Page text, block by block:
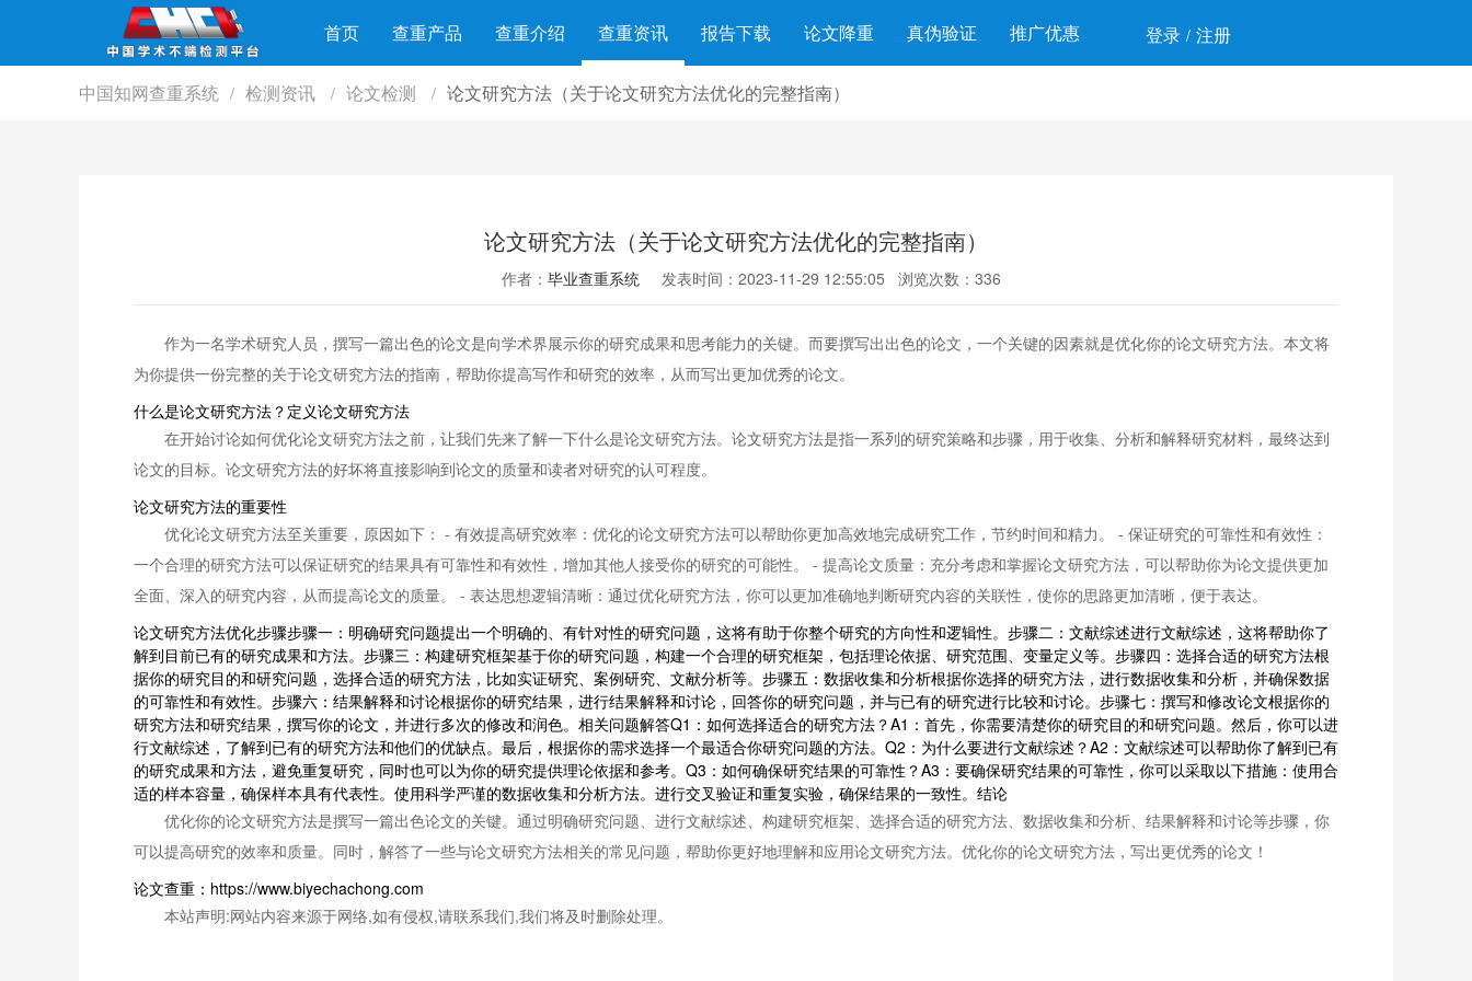
首页 查重产品 查重介绍 查重资讯 报告下载 论文降重 真伪验证 推广优惠 登录 / 注册
中国知网查重系统 / 检测资讯 / 论文检测 / 论文研究方法（关于论文研究方法优化的完整指南）
论文研究方法（关于论文研究方法优化的完整指南）
作者： 毕业查重系统 发表时间：2023-11-29 12:55:05 浏览次数：336
作为一名学术研究人员，撰写一篇出色的论文是向学术界展示你的研究成果和思考能力的关键。而要撰写出出色的论文，一个关键的因素就是优化你的论文研究方法。本文将
为你提供一份完整的关于论文研究方法的指南，帮助你提高写作和研究的效率，从而写出更加优秀的论文。
什么是论文研究方法？定义论文研究方法
在开始讨论如何优化论文研究方法之前，让我们先来了解一下什么是论文研究方法。论文研究方法是指一系列的研究策略和步骤，用于收集、分析和解释研究材料，最终达到
论文的目标。论文研究方法的好坏将直接影响到论文的质量和读者对研究的认可程度。
论文研究方法的重要性
优化论文研究方法至关重要，原因如下： - 有效提高研究效率：优化的论文研究方法可以帮助你更加高效地完成研究工作，节约时间和精力。 - 保证研究的可靠性和有效性：
一个合理的研究方法可以保证研究的结果具有可靠性和有效性，增加其他人接受你的研究的可能性。 - 提高论文质量：充分考虑和掌握论文研究方法，可以帮助你为论文提供更加
全面、深入的研究内容，从而提高论文的质量。 - 表达思想逻辑清晰：通过优化研究方法，你可以更加准确地判断研究内容的关联性，使你的思路更加清晰，便于表达。
论文研究方法优化步骤步骤一：明确研究问题提出一个明确的、有针对性的研究问题，这将有助于你整个研究的方向性和逻辑性。步骤二：文献综述进行文献综述，这将帮助你了
解到目前已有的研究成果和方法。步骤三：构建研究框架基于你的研究问题，构建一个合理的研究框架，包括理论依据、研究范围、变量定义等。步骤四：选择合适的研究方法根
据你的研究目的和研究问题，选择合适的研究方法，比如实证研究、案例研究、文献分析等。步骤五：数据收集和分析根据你选择的研究方法，进行数据收集和分析，并确保数据
的可靠性和有效性。步骤六：结果解释和讨论根据你的研究结果，进行结果解释和讨论，回答你的研究问题，并与已有的研究进行比较和讨论。步骤七：撰写和修改论文根据你的
研究方法和研究结果，撰写你的论文，并进行多次的修改和润色。相关问题解答Q1：如何选择适合的研究方法？A1：首先，你需要清楚你的研究目的和研究问题。然后，你可以进
行文献综述，了解到已有的研究方法和他们的优缺点。最后，根据你的需求选择一个最适合你研究问题的方法。Q2：为什么要进行文献综述？A2：文献综述可以帮助你了解到已有
的研究成果和方法，避免重复研究，同时也可以为你的研究提供理论依据和参考。Q3：如何确保研究结果的可靠性？A3：要确保研究结果的可靠性，你可以采取以下措施：使用合
适的样本容量，确保样本具有代表性。使用科学严谨的数据收集和分析方法。进行交叉验证和重复实验，确保结果的一致性。结论
优化你的论文研究方法是撰写一篇出色论文的关键。通过明确研究问题、进行文献综述、构建研究框架、选择合适的研究方法、数据收集和分析、结果解释和讨论等步骤，你
可以提高研究的效率和质量。同时，解答了一些与论文研究方法相关的常见问题，帮助你更好地理解和应用论文研究方法。优化你的论文研究方法，写出更优秀的论文！
论文查重：https://www.biyechachong.com
本站声明:网站内容来源于网络,如有侵权,请联系我们,我们将及时删除处理。